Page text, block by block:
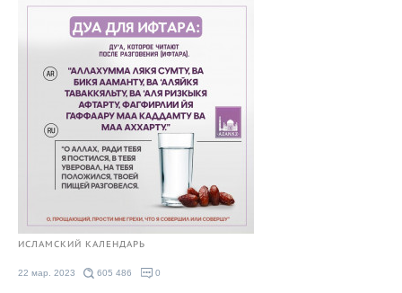
ИСЛАМСКИЙ КАЛЕНДАРЬ
22 мар. 2023 605 486 0